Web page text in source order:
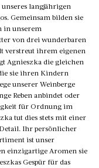
langjährigen
Gemeinsam bilden sie
in unserem
von drei wunderbaren
verstreut ihrem eigenen
Agnieszka die gleichen
sie ihren Kindern
unserer Weinberge
Reben anbindet oder
für Ordnung im
tut dies stets mit einer
Ihr persönlicher
ist unser
einzigartige Aromen sie
Gespür für das